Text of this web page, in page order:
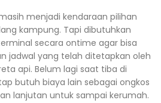
menjadi kendaraan pilihan
kampung. Tapi dibutuhkan
secara ontime agar bisa
jadwal yang telah ditetapkan oleh
api. Belum lagi saat tiba di
butuh biaya lain sebagai ongkos
lanjutan untuk sampai kerumah.